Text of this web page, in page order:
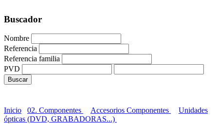
Buscador
Nombre
Referencia
Referencia familia
PVD
Inicio 02. Componentes Accesorios Componentes
Unidades
ópticas (DVD, GRABADORAS...)